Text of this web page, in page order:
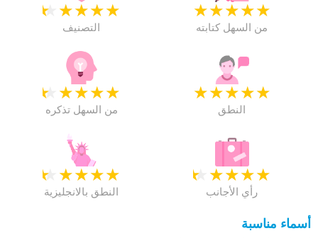
★
★
★
★
★
التصنيف
★
★
★
★
★
من السهل كتابته
★
★
★
★
★
من السهل تذكره
★
★
★
★
★
النطق
★
★
★
★
★
النطق بالانجليزية
★
★
★
★
★
رأي الأجانب
أسماء مناسبة